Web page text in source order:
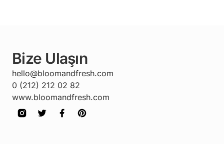
Bize Ulaşın
hello@bloomandfresh.com
0 (212) 212 02 82
www.bloomandfresh.com